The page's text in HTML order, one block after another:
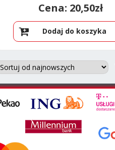
20,50zł
Dodaj do koszyka